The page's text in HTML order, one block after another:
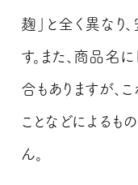
麹」と全く異なり
す。また、商品名
合もありますが、
ことなどによるも
ん。